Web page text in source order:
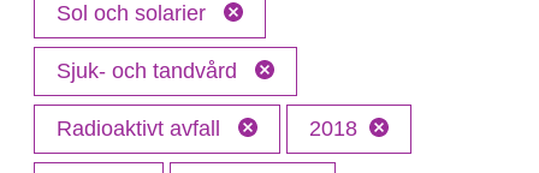
Sol och solarier
Sjuk- och tandvård
Radioaktivt avfall 2018